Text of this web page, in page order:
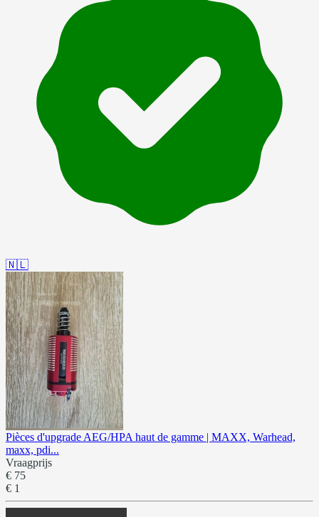
🇳🇱
Pièces d'upgrade AEG/HPA haut de gamme | MAXX, Warhead,
maxx, pdi...
Vraagprijs
€ 75
€ 1